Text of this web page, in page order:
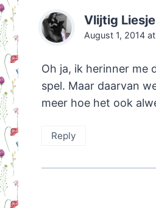
Vlijtig Liesje
August 1, 2014
Oh ja, ik herinner me
spel. Maar daarvan
meer hoe het ook
Reply